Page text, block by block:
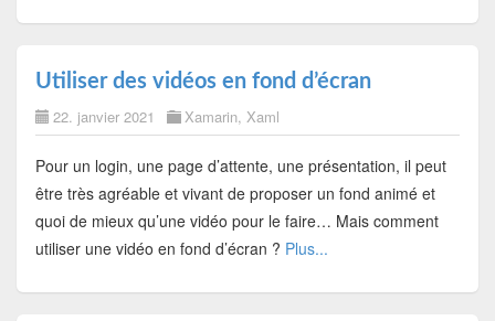
Utiliser des vidéos en fond d’écran
22. janvier 2021 Xamarin, Xaml
Pour un login, une page d’attente, une présentation, il peut
être très agréable et vivant de proposer un fond animé et
quoi de mieux qu’une vidéo pour le faire… Mais comment
utiliser une vidéo en fond d’écran ? Plus...